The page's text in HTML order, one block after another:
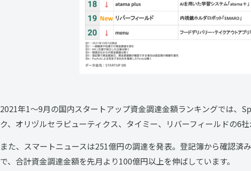
2021年1〜9月の国内スタートアップ資金調達金額ランキングでは、
ク、オリヅルセラピューティクス、タイミー、リバーフィールドの6
また、スマートニュースは251億円の調達を発表。登記簿から確認済
で、合計資金調達金額を先月より100億円以上を伸ばしています。